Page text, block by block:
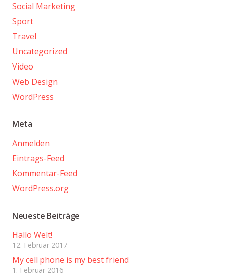
Social Marketing
Sport
Travel
Uncategorized
Video
Web Design
WordPress
Meta
Anmelden
Eintrags-Feed
Kommentar-Feed
WordPress.org
Neueste Beiträge
Hallo Welt!
12. Februar 2017
My cell phone is my best friend
1. Februar 2016